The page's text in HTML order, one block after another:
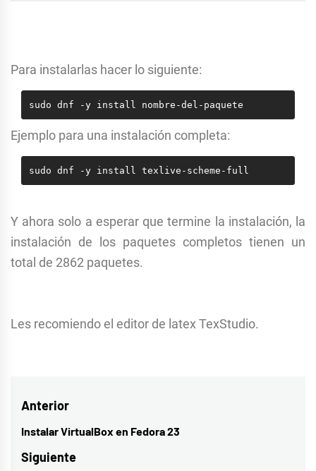
Para instalarlas hacer lo siguiente:
sudo dnf -y install nombre-del-paquete
Ejemplo para una instalación completa:
sudo dnf -y install texlive-scheme-full
Y ahora solo a esperar que termine la instalación, la
instalación de los paquetes completos tienen un
total de 2862 paquetes.
Les recomiendo el editor de latex TexStudio.
Navegación
de
entradas
Anterior
Entrada
anterior:
Instalar VirtualBox en Fedora 23
Siguiente